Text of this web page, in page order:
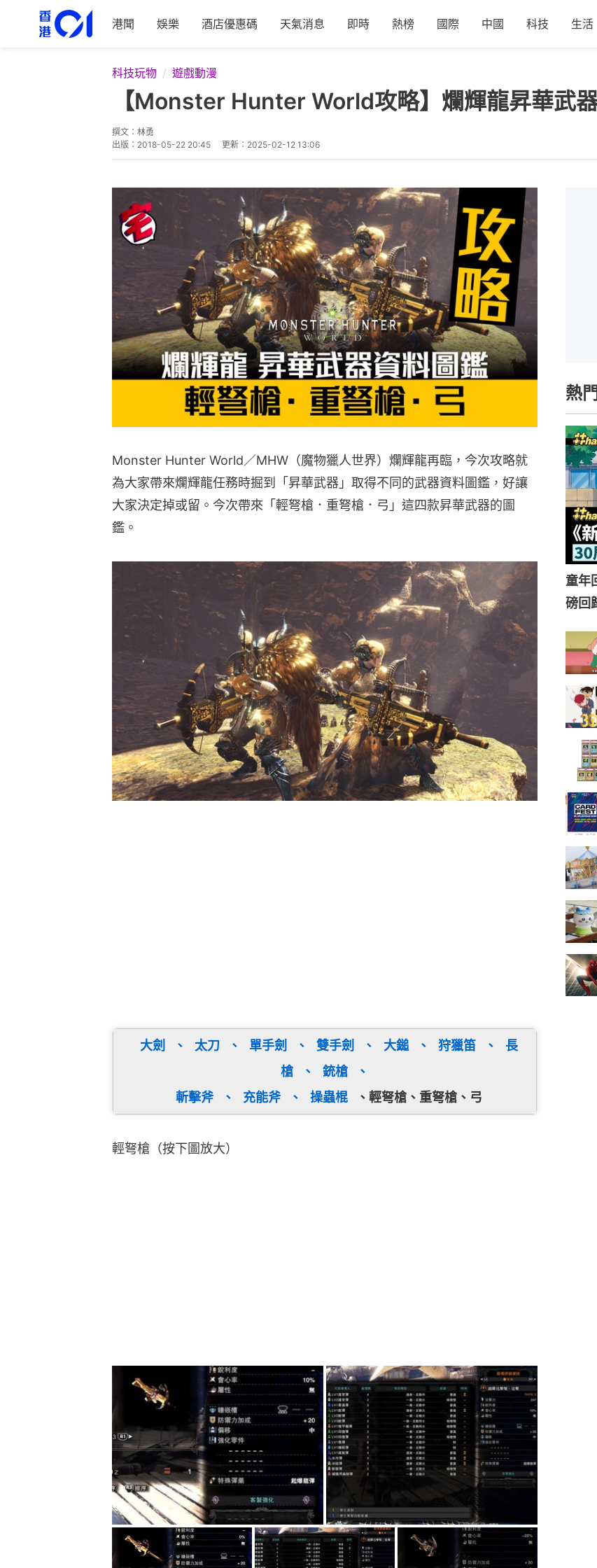
港聞 娛樂 酒店優惠碼 天氣消息 即時 熱榜 國際 中國 科技 生活
科技玩物 遊戲動漫
【Monster Hunter World攻略】爛輝龍昇華武器
撰文： 林勇
出版： 2018-05-22 20:45 更新： 2025-02-12 13:06
Monster Hunter World／MHW（魔物獵人世界）爛輝龍再臨，今次攻略就
為大家帶來爛輝龍任務時掘到「昇華武器」取得不同的武器資料圖鑑，好讓
大家決定掉或留。今次帶來「輕弩槍．重弩槍．弓」這四款昇華武器的圖
鑑。
大劍 、 太刀 、 單手劍 、 雙手劍 、 大鎚 、 狩獵笛 、
長
槍
、 銃槍
、
斬擊斧
、 充能斧 、 操蟲棍 、 輕弩槍、重弩槍、弓
輕弩槍（按下圖放大）
熱
童年
磅回